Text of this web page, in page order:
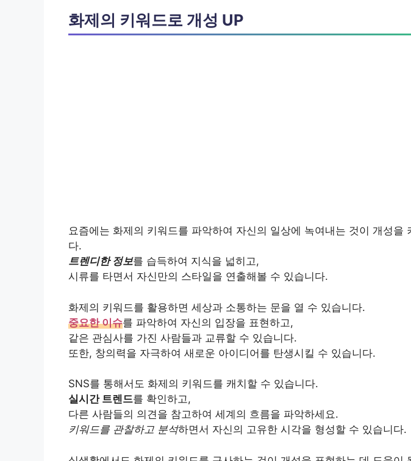
화제의 키워드로 개성 UP
요즘에는 화제의 키워드를 파악하여 자신의 일상에 녹여내는 것이 개성을
다.
트렌디한 정보를 습득하여 지식을 넓히고,
시류를 타면서 자신만의 스타일을 연출해볼 수 있습니다.
화제의 키워드를 활용하면 세상과 소통하는 문을 열 수 있습니다.
중요한 이슈를 파악하여 자신의 입장을 표현하고,
같은 관심사를 가진 사람들과 교류할 수 있습니다.
또한, 창의력을 자극하여 새로운 아이디어를 탄생시킬 수 있습니다.
SNS를 통해서도 화제의 키워드를 캐치할 수 있습니다.
실시간 트렌드를 확인하고,
다른 사람들의 의견을 참고하여 세계의 흐름을 파악하세요.
키워드를 관찰하고 분석하면서 자신의 고유한 시각을 형성할 수 있습니다.